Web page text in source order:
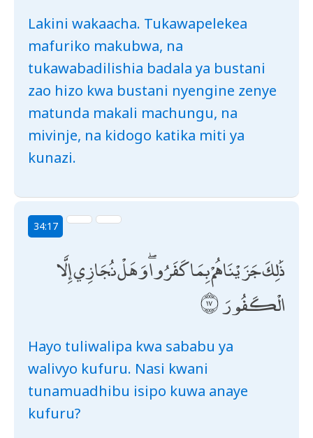
Lakini wakaacha. Tukawapelekea
mafuriko makubwa, na
tukawabadilishia badala ya bustani
zao hizo kwa bustani nyengine zenye
matunda makali machungu, na
mivinje, na kidogo katika miti ya
kunazi.
34:17
ذَٰلِكَ جَزَيْنَاهُمْ بِمَا كَفَرُوا ۖ وَهَلْ نُجَازِي إِلَّا
الْكَفُورَ
Hayo tuliwalipa kwa sababu ya
walivyo kufuru. Nasi kwani
tunamuadhibu isipo kuwa anaye
kufuru?